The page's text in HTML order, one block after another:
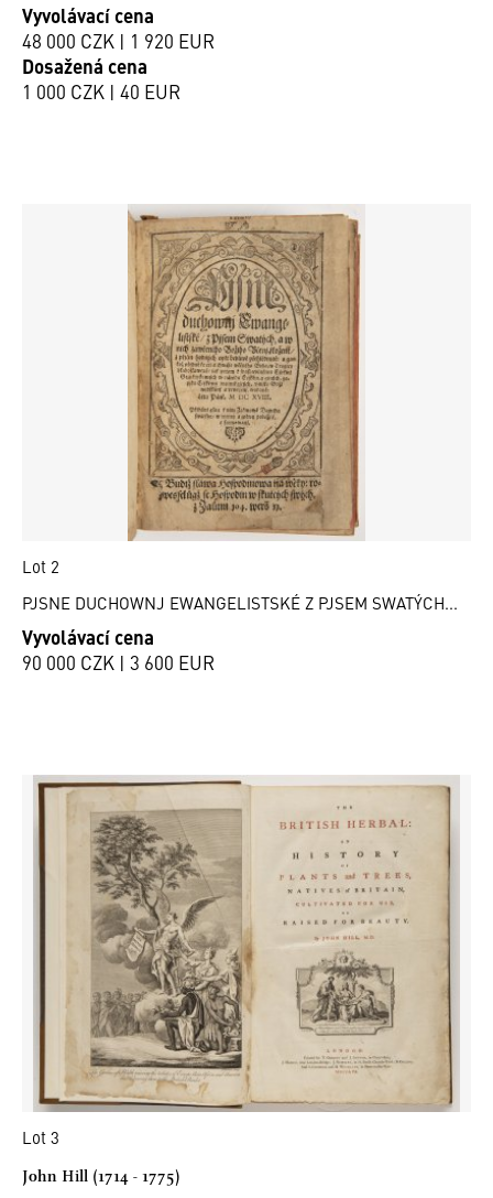
Vyvolávací cena
48 000 CZK | 1 920 EUR
Dosažená cena
1 000 CZK | 40 EUR
Lot 2
PJSNE DUCHOWNJ EWANGELISTSKÉ Z PJSEM SWATÝCH...
Vyvolávací cena
90 000 CZK | 3 600 EUR
Lot 3
John Hill (1714 - 1775)